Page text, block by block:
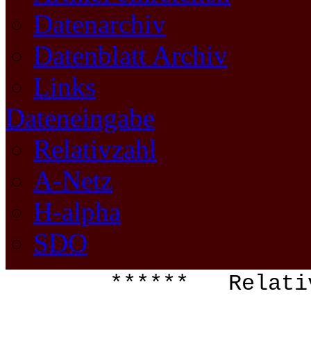
Datenarchiv
Datenblatt Archiv
Links
Dateneingabe
Relativzahl
A-Netz
H-alpha
SDO
******